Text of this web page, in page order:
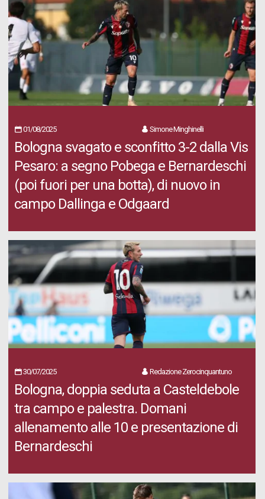
01/08/2025 Simone Minghinelli
Bologna svagato e sconfitto 3-2 dalla Vis
Pesaro: a segno Pobega e Bernardeschi
(poi fuori per una botta), di nuovo in
campo Dallinga e Odgaard
30/07/2025 Redazione Zerocinquantuno
Bologna, doppia seduta a Casteldebole
tra campo e palestra. Domani
allenamento alle 10 e presentazione di
Bernardeschi